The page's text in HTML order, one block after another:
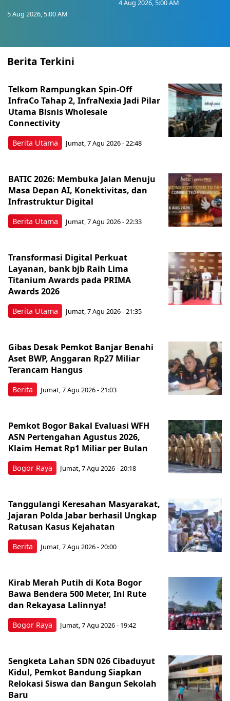
5 Aug 2026, 5:00 AM
4 Aug 2026, 5:00 AM
Berita Terkini
Berita Utama
Telkom Rampungkan Spin-Off
InfraCo Tahap 2, InfraNexia Jadi Pilar
Utama Bisnis Wholesale
Connectivity
Jumat, 7 Agu 2026 - 22:48
Berita Utama
BATIC 2026: Membuka Jalan Menuju
Masa Depan AI, Konektivitas, dan
Infrastruktur Digital
Jumat, 7 Agu 2026 - 22:33
Berita Utama
Transformasi Digital Perkuat
Layanan, bank bjb Raih Lima
Titanium Awards pada PRIMA
Awards 2026
Jumat, 7 Agu 2026 - 21:35
Berita
Gibas Desak Pemkot Banjar Benahi
Aset BWP, Anggaran Rp27 Miliar
Terancam Hangus
Jumat, 7 Agu 2026 - 21:03
Bogor Raya
Pemkot Bogor Bakal Evaluasi WFH
ASN Pertengahan Agustus 2026,
Klaim Hemat Rp1 Miliar per Bulan
Jumat, 7 Agu 2026 - 20:18
Berita
Tanggulangi Keresahan Masyarakat,
Jajaran Polda Jabar berhasil Ungkap
Ratusan Kasus Kejahatan
Jumat, 7 Agu 2026 - 20:00
Bogor Raya
Kirab Merah Putih di Kota Bogor
Bawa Bendera 500 Meter, Ini Rute
dan Rekayasa Lalinnya!
Jumat, 7 Agu 2026 - 19:42
Sengketa Lahan SDN 026 Cibaduyut
Kidul, Pemkot Bandung Siapkan
Relokasi Siswa dan Bangun Sekolah
Baru